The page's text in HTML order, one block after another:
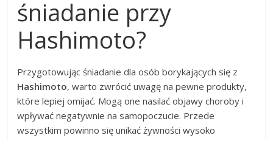
śniadanie przy
Hashimoto?
Przygotowując śniadanie dla osób borykających się z
Hashimoto, warto zwrócić uwagę na pewne produkty,
które lepiej omijać. Mogą one nasilać objawy choroby i
wpływać negatywnie na samopoczucie. Przede
wszystkim powinno się unikać żywności wysoko